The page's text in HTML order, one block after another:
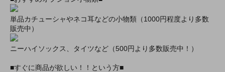
単品カチューシャやネコ耳などの小物類（1000円程度より多数
販売中）
ニーハイソックス、タイツなど（500円より多数販売中！）
■すぐに商品が欲しい！！という方■